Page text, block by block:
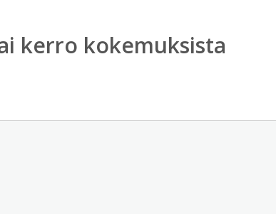
kerro kokemuksista